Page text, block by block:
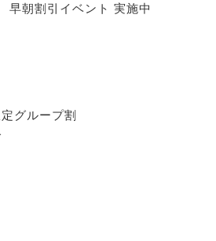
朝割引イベント 実施中
グループ割